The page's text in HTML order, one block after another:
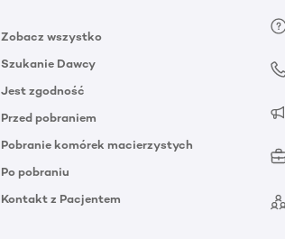
Zobacz wszystko
Szukanie Dawcy
Jest zgodność
Przed pobraniem
Pobranie komórek macierzystych
Po pobraniu
Kontakt z Pacjentem